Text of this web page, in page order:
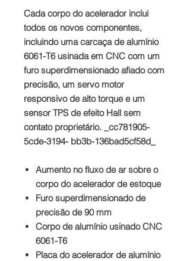
Cada corpo do acelerador inclui
todos os novos componentes,
incluindo uma carcaça de alumínio
6061-T6 usinada em CNC com um
furo superdimensionado afiado com
precisão, um servo motor
responsivo de alto torque e um
sensor TPS de efeito Hall sem
contato proprietário. _cc781905-
5cde-3194- bb3b-136bad5cf58d_
Aumento no fluxo de ar sobre o
corpo do acelerador de estoque
Furo superdimensionado de
precisão de 90 mm
Corpo de alumínio usinado CNC
6061-T6
Placa do acelerador de alumínio